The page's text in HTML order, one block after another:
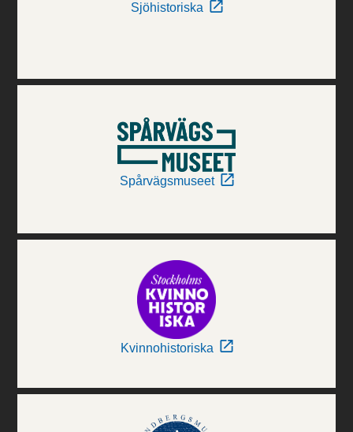
Sjöhistoriska
Spårvägsmuseet
Kvinnohistoriska